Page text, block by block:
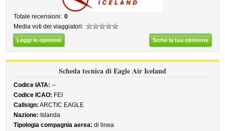
Totale recensioni: 0
Media voti dei viaggiatori:
Leggi le opinioni Scrivi la tua opinione
Scheda tecnica di Eagle Air Iceland
Codice IATA: --
Codice ICAO: FEI
Callsign: ARCTIC EAGLE
Nazione: Islanda
Tipologia compagnia aerea: di linea